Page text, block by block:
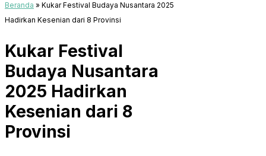
Beranda » Kukar Festival Budaya Nusantara 2025
Hadirkan Kesenian dari 8 Provinsi
Kukar Festival
Budaya Nusantara
2025 Hadirkan
Kesenian dari 8
Provinsi